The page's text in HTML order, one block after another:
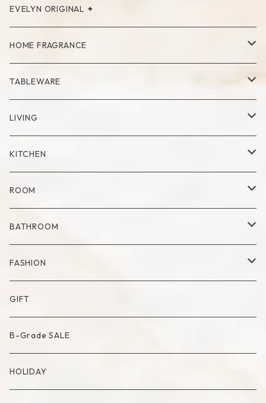
PIERCE
NECKLACE
RING
EVELYN ORIGINAL ✦
HOME FRAGRANCE
Palo Santo
TABLEWARE
Cup
Mug
Glass
Plate
Set
Milk Pitcher
Bowl
Cutlery
Compote・Cake Stand
Placemat
LIVING
Vase
Dry Flower Vase
Tray
Fabric Poster
Artificial Flower
Artificial Bouquet
Candle
Candle Accessory
Basket
KITCHEN
Kitchen Tool
Tea Pot
ROOM
Blanket
Accessory Case
Lamp
Object
Mirror
BATHROOM
Towel
Mat
FASHION
Bag
Socks
GIFT
B-Grade SALE
HOLIDAY